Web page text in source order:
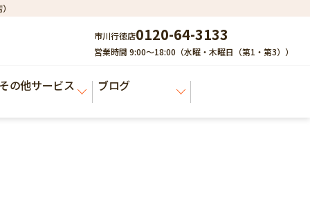
市川行徳店0120-64-3133
営業時間 9:00～18:00（水曜・木曜日（第1・第3））
の他サービス ブログ